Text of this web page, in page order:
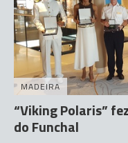
MADEIRA
“Viking Polaris”
do Funchal